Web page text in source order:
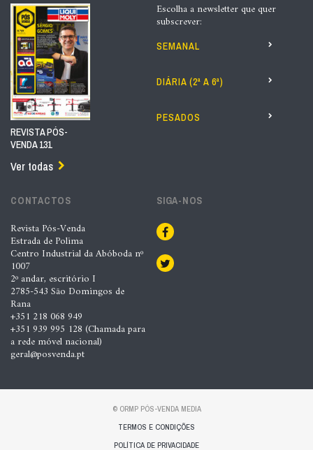
REVISTA PÓS-
VENDA 131
Ver todas
Escolha a newsletter que quer
subscrever:
SEMANAL
DIÁRIA (2ª A 6ª)
PESADOS
CONTACTOS
Revista Pós-Venda
Estrada de Polima
Centro Industrial da Abóboda nº
1007
2º andar, escritório I
2785-543 São Domingos de
Rana
+351 218 068 949
+351 939 995 128 (Chamada para
a rede móvel nacional)
geral@posvenda.pt
SIGA-NOS
© ORMP PÓS-VENDA MEDIA
TERMOS E CONDIÇÕES
POLÍTICA DE PRIVACIDADE